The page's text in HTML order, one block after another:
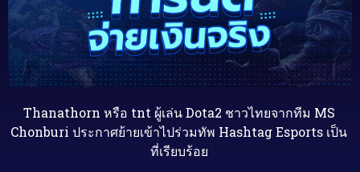
Thanathorn หรือ tnt ผู้เล่น Dota2 ชาวไทยจากทีม MS
Chonburi ประกาศย้ายเข้าไปร่วมทัพ Hashtag Esports เป็น
ที่เรียบร้อย